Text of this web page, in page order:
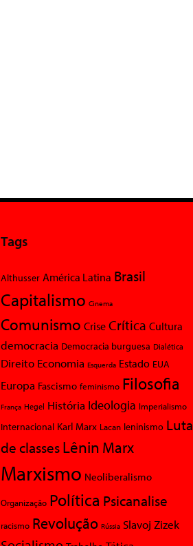
Tags
Althusser América Latina Brasil
Capitalismo Cinema
Comunismo Crise Crítica Cultura
democracia Democracia burguesa Dialética
Direito Economia Esquerda Estado EUA
Europa Fascismo feminismo Filosofia
França Hegel História Ideologia Imperialismo
Internacional Karl Marx Lacan leninismo Luta
de classesLênin Marx
Marxismo Neoliberalismo
Organização Política Psicanalise
racismo Revolução Rússia Slavoj Zizek